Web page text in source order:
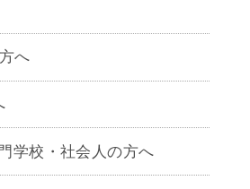
へ
学校・社会人の方へ